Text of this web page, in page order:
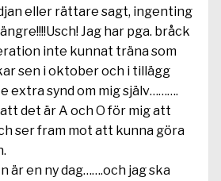
eller rättare sagt, ingenting
Jag har pga. bråck
inte kunnat träna som
sen i oktober och i tillägg
extra synd om mig själv……….
det är A och O för mig att
ser fram mot att kunna göra
är en ny dag…….och jag ska